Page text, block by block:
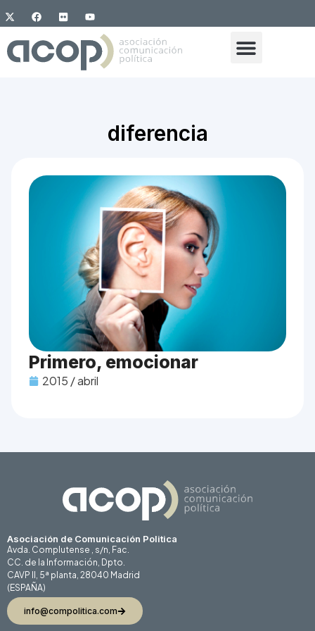
diferencia
Primero, emocionar
2015 / abril
Asociación de Comunicación Politica
Avda. Complutense , s/n, Fac.
CC. de la Información, Dpto.
CAVP II, 5ª planta, 28040 Madrid
(ESPAÑA)
info@compolitica.com